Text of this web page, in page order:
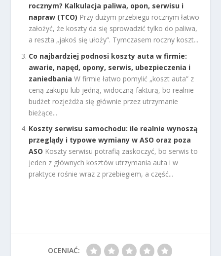
rocznym? Kalkulacja paliwa, opon, serwisu i
napraw (TCO) Przy dużym przebiegu rocznym łatwo
założyć, że koszty da się sprowadzić tylko do paliwa,
a reszta „jakoś się ułoży”. Tymczasem roczny koszt...
Co najbardziej podnosi koszty auta w firmie:
awarie, napęd, opony, serwis, ubezpieczenia i
zaniedbania W firmie łatwo pomylić „koszt auta” z
ceną zakupu lub jedną, widoczną fakturą, bo realnie
budżet rozjeżdża się głównie przez utrzymanie
bieżące...
Koszty serwisu samochodu: ile realnie wynoszą
przeglądy i typowe wymiany w ASO oraz poza
ASO Koszty serwisu potrafią zaskoczyć, bo serwis to
jeden z głównych kosztów utrzymania auta i w
praktyce rośnie wraz z przebiegiem, a część...
OCENIAĆ: